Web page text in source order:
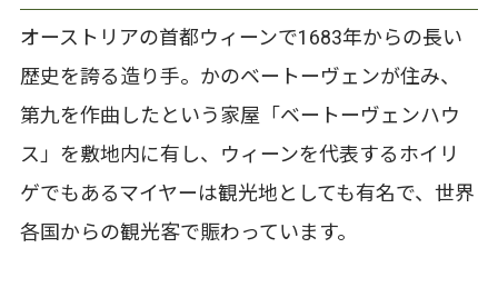
オーストリアの首都ウィーンで1683年からの長い
歴史を誇る造り手。かのベートーヴェンが住み、
第九を作曲したという家屋「ベートーヴェンハウ
ス」を敷地内に有し、ウィーンを代表するホイリ
ゲでもあるマイヤーは観光地としても有名で、世界
各国からの観光客で賑わっています。